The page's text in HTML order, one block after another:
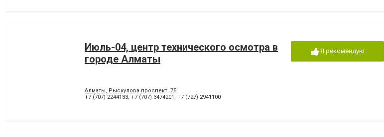
Июль-04, центр технического осмотра в
городе Алматы
Алматы, Рыскулова проспект, 75
+7 (707) 2244133, +7 (707) 3474201 , +7 (727) 2941100
Я рекомендую